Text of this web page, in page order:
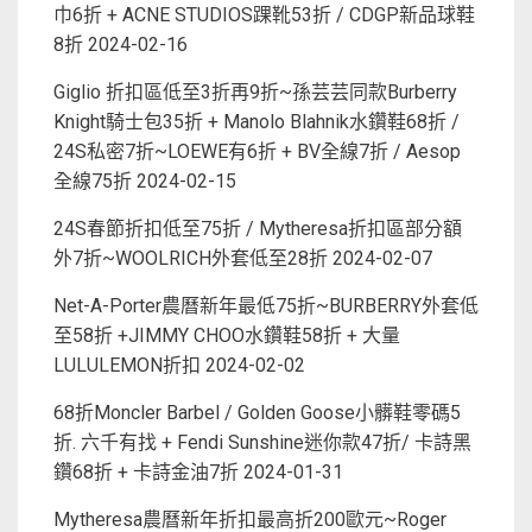
巾6折 + ACNE STUDIOS踝靴53折 / CDGP新品球鞋
8折 2024-02-16
Giglio 折扣區低至3折再9折~孫芸芸同款Burberry
Knight騎士包35折 + Manolo Blahnik水鑽鞋68折 /
24S私密7折~LOEWE有6折 + BV全線7折 / Aesop
全線75折 2024-02-15
24S春節折扣低至75折 / Mytheresa折扣區部分額
外7折~WOOLRICH外套低至28折 2024-02-07
Net-A-Porter農曆新年最低75折~BURBERRY外套低
至58折 +JIMMY CHOO水鑽鞋58折 + 大量
LULULEMON折扣 2024-02-02
68折Moncler Barbel / Golden Goose小髒鞋零碼5
折. 六千有找 + Fendi Sunshine迷你款47折/ 卡詩黑
鑽68折 + 卡詩金油7折 2024-01-31
Mytheresa農曆新年折扣最高折200歐元~Roger